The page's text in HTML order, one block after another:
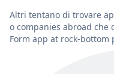
Altri tentano di trovare
o companies abroad che
Form app at rock-bottom